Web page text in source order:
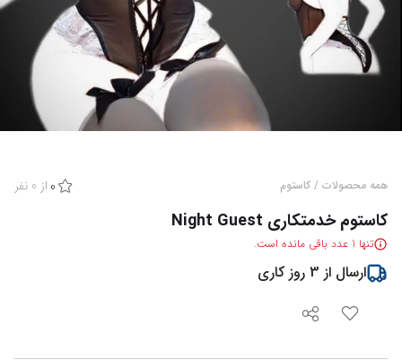
همه محصولات / کاستوم 0 از 0 نفر
کاستوم خدمتکاری Night Guest
تنها 1 عدد باقی مانده است.
ارسال از 3 روز کاری